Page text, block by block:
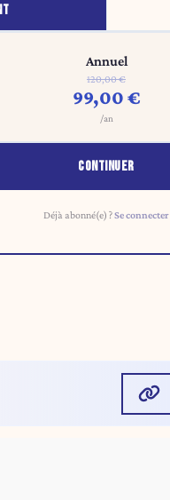
Annuel
120,00 €
99,00 €
/an
CONTINUER
Déjà abonné(e) ?Se connecter